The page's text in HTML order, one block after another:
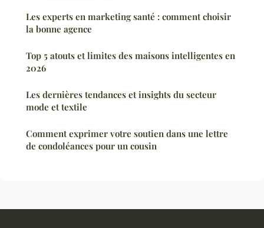
Les experts en marketing santé : comment choisir
la bonne agence
Top 5 atouts et limites des maisons intelligentes en
2026
Les dernières tendances et insights du secteur
mode et textile
Comment exprimer votre soutien dans une lettre
de condoléances pour un cousin